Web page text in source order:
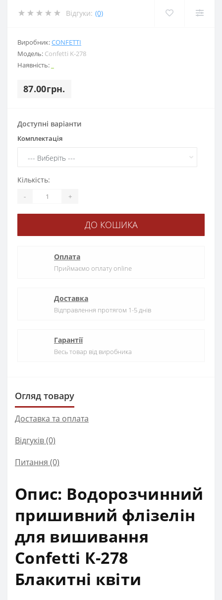
Відгуки: (0)
Виробник:CONFETTI
Модель: Confetti K-278
Наявність:
87.00грн.
Доступні варіанти
Комплектація
Кількість:
- +
ДО КОШИКА
Оплата
Приймаємо оплату online
Доставка
Відправлення протягом 1-5 днів
Гарантії
Весь товар від виробника
Огляд товару
Доставка та оплата
Відгуків (0)
Питання (0)
Опис: Водорозчинний
пришивний флізелін
для вишивання
Confetti К-278
Блакитні квіти